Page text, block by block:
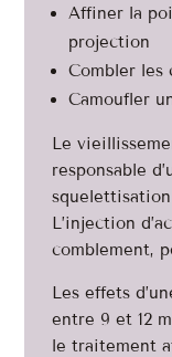
Affiner la
projection
Combler les
Camoufler
Le
responsable
L’injection
comblement,
Les effets
entre 9 et 12
le traitement